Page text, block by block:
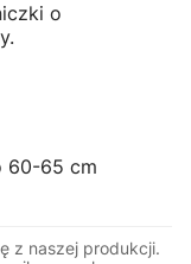
o
60-65 cm
z naszej produkcji.